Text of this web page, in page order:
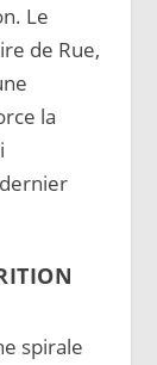
Le
de Rue,
la
spirale